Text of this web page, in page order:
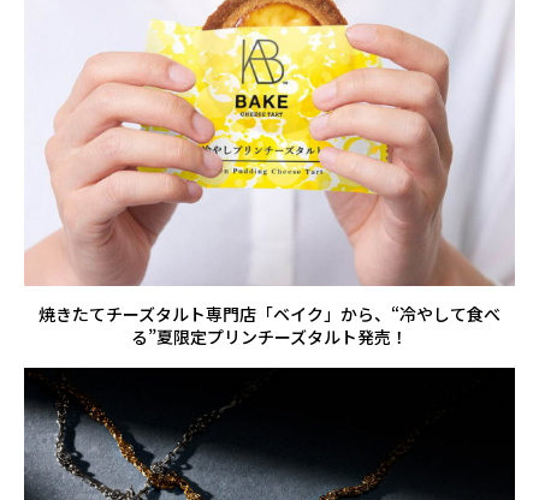
焼きたてチーズタルト専門店「ベイク」から、“冷やして食べ
る”夏限定プリンチーズタルト発売！